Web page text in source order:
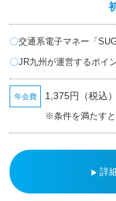
交通系電子マネー「
JR九州が運営するポイ
年会費 1,375円（税込）
※条件を満たす
詳